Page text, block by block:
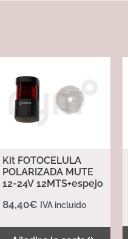
Kit FOTOCELULA
POLARIZADA MUTE
12-24V 12MTS+espejo
84,40€ IVA incluido